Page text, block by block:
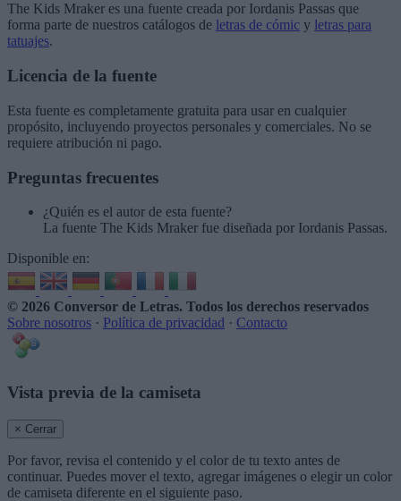
The Kids Mraker es una fuente creada por Iordanis Passas que
forma parte de nuestros catálogos de letras de cómic y letras para
tatuajes.
Licencia de la fuente
Esta fuente es completamente gratuita para usar en cualquier
propósito, incluyendo proyectos personales y comerciales. No se
requiere atribución ni pago.
Preguntas frecuentes
¿Quién es el autor de esta fuente?
La fuente The Kids Mraker fue diseñada por Iordanis Passas.
Disponible en:
© 2026 Conversor de Letras. Todos los derechos reservados
Sobre nosotros · Política de privacidad · Contacto
Vista previa de la camiseta
× Cerrar
Por favor, revisa el contenido y el color de tu texto antes de
continuar. Puedes mover el texto, agregar imágenes o elegir un color
de camiseta diferente en el siguiente paso.